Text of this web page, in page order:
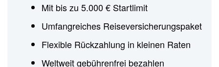
Mit bis zu 5.000 € Startlimit
Umfangreiches Reiseversicherungspaket
Flexible Rückzahlung in kleinen Raten
Weltweit gebührenfrei bezahlen